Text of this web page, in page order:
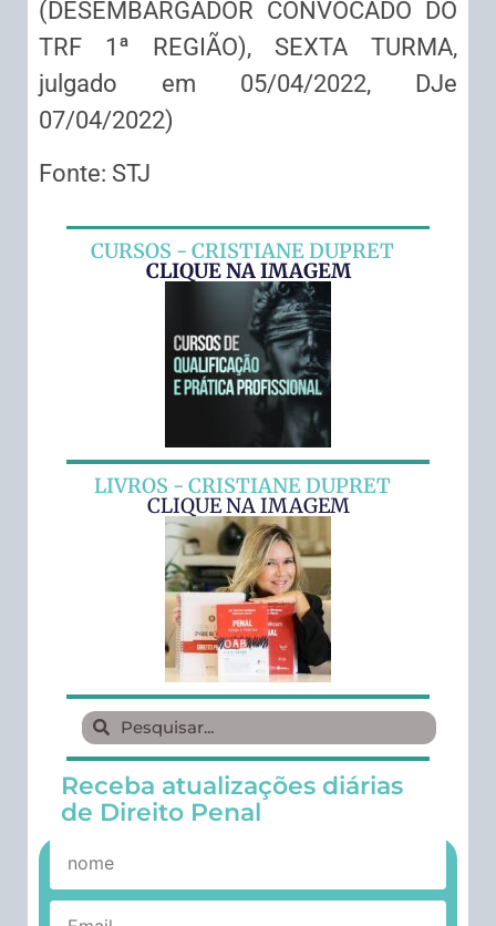
(DESEMBARGADOR CONVOCADO DO
TRF 1ª REGIÃO), SEXTA TURMA,
julgado em 05/04/2022, DJe
07/04/2022)
Fonte: STJ
CURSOS - CRISTIANE DUPRET
CLIQUE NA IMAGEM
LIVROS - CRISTIANE DUPRET
CLIQUE NA IMAGEM
Receba atualizações diárias
de Direito Penal